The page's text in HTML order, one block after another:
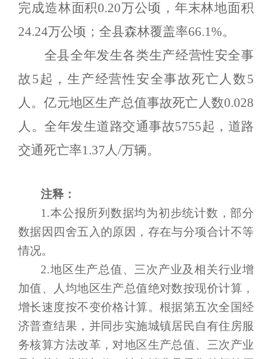
完成造林面积0.20万公顷，年末林地面积
24.24万公顷；全县森林覆盖率66.1%。
全县全年发生各类生产经营性安全事
故5起，生产经营性安全事故死亡人数5
人。亿元地区生产总值事故死亡人数0.028
人。全年发生道路交通事故5755起，道路
交通死亡率1.37人/万辆。
注释：
1.本公报所列数据均为初步统计数，部分
数据因四舍五入的原因，存在与分项合计不等
情况。
2.地区生产总值、三次产业及相关行业增
加值、人均地区生产总值绝对数按现价计算，
增长速度按不变价格计算。根据第五次全国经
济普查结果，并同步实施城镇居民自有住房服
务核算方法改革，对地区生产总值、三次产业